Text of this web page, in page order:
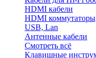
HDMI кабели
HDMI
USB, Lan
Антенные кабели
Смотреть всё
Клавишные